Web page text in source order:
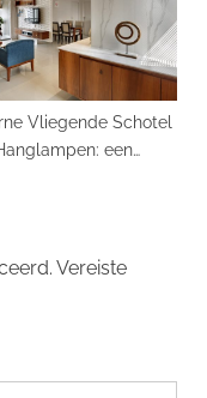
Vliegende Schotel
een
Vereiste